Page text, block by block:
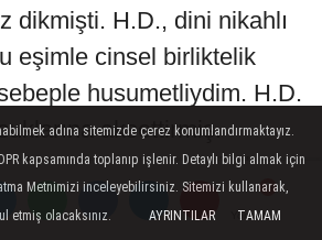
Yorumlar
Yorumlar
Yorumlar
dikmişti. H.D., dini nikahlı
eşimle cinsel birliktelik
husumetliydim. H.D.
aksettirmiş.
konuya açıklık getirelim
diyerek beni
adına sitemizde çerez konumlandırmaktayız.
kapsamında toplanıp işlenir. Detaylı bilgi almak için
Metnimizi inceleyebilirsiniz. Sitemizi kullanarak,
etmiş olacaksınız.
AYRINTILAR TAMAM